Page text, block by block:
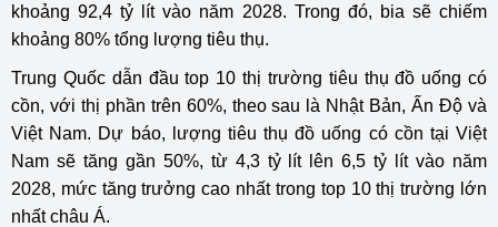
khoảng 92,4 tỷ lít vào năm 2028. Trong đó, bia sẽ chiếm
khoảng 80% tổng lượng tiêu thụ.
Trung Quốc dẫn đầu top 10 thị trường tiêu thụ đồ uống có
cồn, với thị phần trên 60%, theo sau là Nhật Bản, Ấn Độ và
Việt Nam. Dự báo, lượng tiêu thụ đồ uống có cồn tại Việt
Nam sẽ tăng gần 50%, từ 4,3 tỷ lít lên 6,5 tỷ lít vào năm
2028, mức tăng trưởng cao nhất trong top 10 thị trường lớn
nhất châu Á.